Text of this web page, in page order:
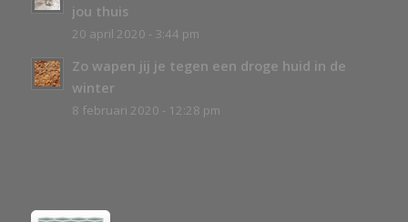
jou thuis
20 april 2020 - 3:44 pm
Zo wapen jij je tegen een droge huid in de
winter
8 februari 2020 - 12:28 pm